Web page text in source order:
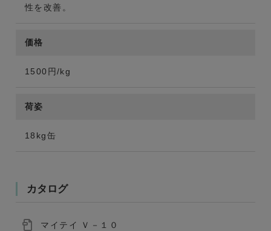
性を改善。
価格
1500円/kg
荷姿
18kg缶
カタログ
マイテイ Ｖ－１０